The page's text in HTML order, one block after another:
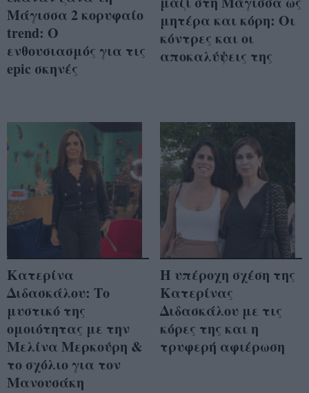
Μάγισσα 2 κορυφαίο
trend: Ο
ενθουσιασμός για τις
epic σκηνές
μητέρα και κόρη: Οι
κόντρες και οι
αποκαλύψεις της
Κατερίνα
Διδασκάλου: Το
μυστικό της
ομοιότητας με την
Μελίνα Μερκούρη &
το σχόλιο για τον
Μανουσάκη
Η υπέροχη σχέση της
Κατερίνας
Διδασκάλου με τις
κόρες της και η
τρυφερή αφιέρωση